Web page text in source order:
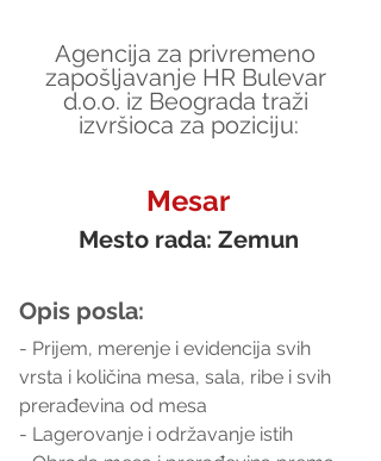
Agencija za privremeno
zapošljavanje HR Bulevar
d.o.o. iz Beograda traži
izvršioca za poziciju:
Mesar
Mesto rada: Zemun
Opis posla:
- Prijem, merenje i evidencija svih
vrsta i količina mesa, sala, ribe i svih
prerađevina od mesa
- Lagerovanje i održavanje istih